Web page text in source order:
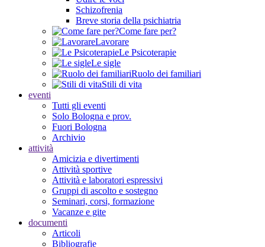
Schizofrenia
Breve storia della psichiatria
Come fare per?
Lavorare
Le Psicoterapie
Le sigle
Ruolo dei familiari
Stili di vita
eventi
Tutti gli eventi
Solo Bologna e prov.
Fuori Bologna
Archivio
attività
Amicizia e divertimenti
Attività sportive
Attività e laboratori espressivi
Gruppi di ascolto e sostegno
Seminari, corsi, formazione
Vacanze e gite
documenti
Articoli
Bibliografie